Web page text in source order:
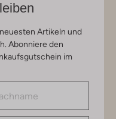
Artikeln und
Abonniere den
im